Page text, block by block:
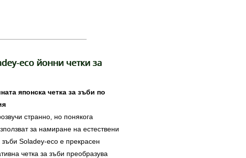
eco йонни четки за
японска четка за зъби по
странно, но понякога
за намиране на естествени
Soladey-eco е прекрасен
четка за зъби преобразува